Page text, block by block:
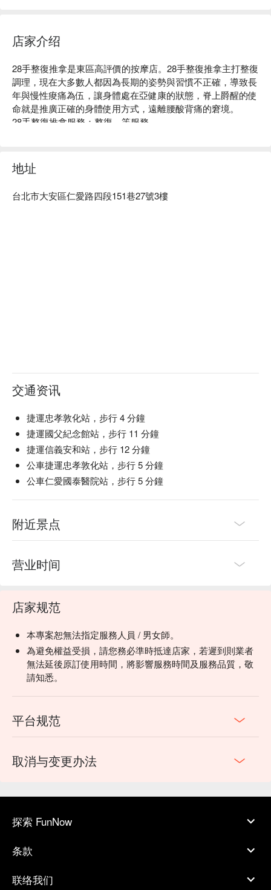
店家介绍
28手整復推拿是東區高評價的按摩店。28手整復推拿主打整復
調理，現在大多數人都因為長期的姿勢與習慣不正確，導致長
年與慢性痠痛為伍，讓身體處在亞健康的狀態，脊上爵醒的使
命就是推廣正確的身體使用方式，遠離腰酸背痛的窘境。
28手整復推拿服務：整復、等服務。
28手整復推拿預約、28手整復推拿價格立刻查看 ⬇︎
地址
台北市大安區仁愛路四段151巷27號3樓
交通资讯
捷運忠孝敦化站，步行 4 分鐘
捷運國父紀念館站，步行 11 分鐘
捷運信義安和站，步行 12 分鐘
公車捷運忠孝敦化站，步行 5 分鐘
公車仁愛國泰醫院站，步行 5 分鐘
附近景点
营业时间
店家规范
本專案恕無法指定服務人員 / 男女師。
為避免權益受損，請您務必準時抵達店家，若遲到則業者
無法延後原訂使用時間，將影響服務時間及服務品質，敬
請知悉。
平台规范
取消与变更办法
探索 FunNow
条款
联络我们